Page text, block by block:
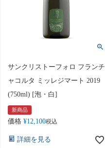
サンクリストーフォロ フランチ
ャコルタ ミッレジマート 2019
(750ml) [泡・白]
新商品
価格 ¥12,100税込
詳細を見る